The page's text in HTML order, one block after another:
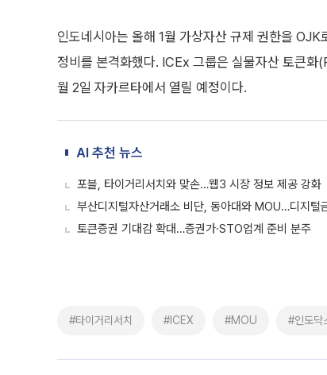
인도네시아는 올해 1월 가상자산 규제 권한을
정비를 본격화했다. ICEx 그룹은 실물자산 토큰
월 2일 자카르타에서 열릴 예정이다.
AI 추천 뉴스
포블, 타이거리서치와 맞손…웹3 시장 정보 제공 강화
부산디지털자산거래소 비단, 동아대와 MOU…디지털
토큰증권 기대감 확대…증권가·STO업계 준비 분주
#타이거리서치 #ICEX #MOU #인도닥